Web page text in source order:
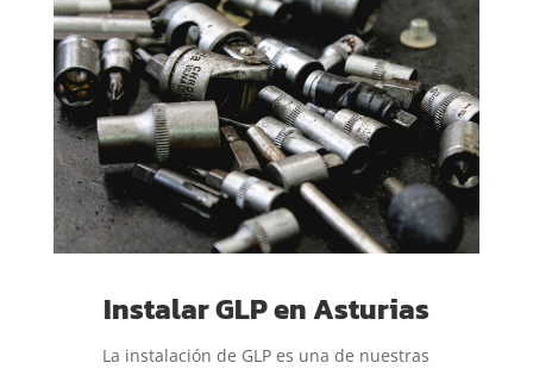
Instalar GLP en Asturias
La instalación de GLP es una de nuestras